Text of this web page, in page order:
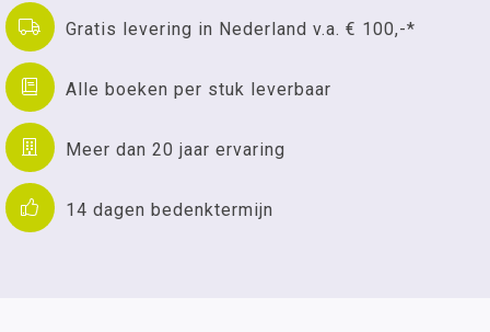
Gratis levering in Nederland v.a. € 100,-*
Alle boeken per stuk leverbaar
Meer dan 20 jaar ervaring
14 dagen bedenktermijn